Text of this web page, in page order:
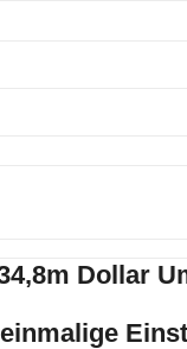
Dollar